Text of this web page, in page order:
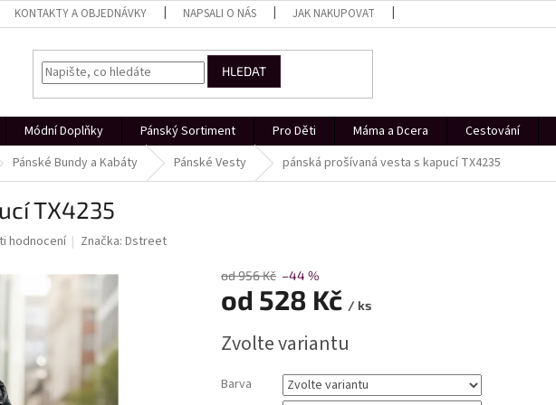
KONTAKTY A OBJEDNÁVKY NAPSALI O NÁS JAK NAKUPOVAT
HLEDAT
Módní Doplňky Pánský Sortiment Pro Děti Máma a Dcera Cestování
Pánské Bundy a Kabáty Pánské Vesty pánská prošívaná vesta s kapucí TX4235
TX4235
hodnocení Značka:Dstreet
od 956 Kč –44 %
od 528 Kč / ks
cena:
Zvolte variantu
Barva